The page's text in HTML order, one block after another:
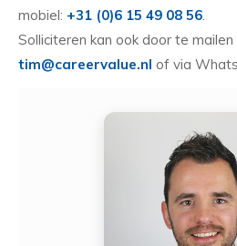
mobiel: +31 (0)6 15 49 08 56.
Solliciteren kan ook door te mailen
tim@careervalue.nl of via